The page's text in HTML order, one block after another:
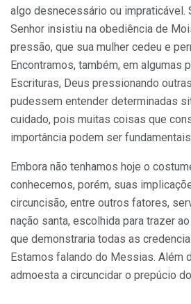
algo desnecessário ou impraticável.
Senhor insistiu na obediência de
pressão, que sua mulher cedeu e
Encontramos, também, em algumas
Escrituras, Deus pressionando
pudessem entender determinadas
cuidado, pois muitas coisas que
importância podem ser
Embora não tenhamos hoje o
conhecemos, porém, suas
circuncisão, entre outros fatores,
nação santa, escolhida para trazer
que demonstraria todas as
Estamos falando do Messias. Além
admoesta a circuncidar o prepúcio